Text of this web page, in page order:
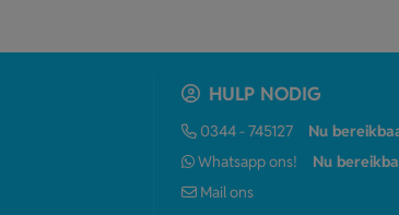
HULP NODIG
0344 - 745127
Nu
Whatsapp ons!
Nu
Mail ons